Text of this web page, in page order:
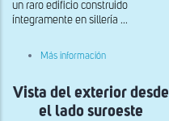
un raro edificio construido
íntegramente en sillería ...
Más información
la
occidental
Vista del exterior desde
el lado suroeste